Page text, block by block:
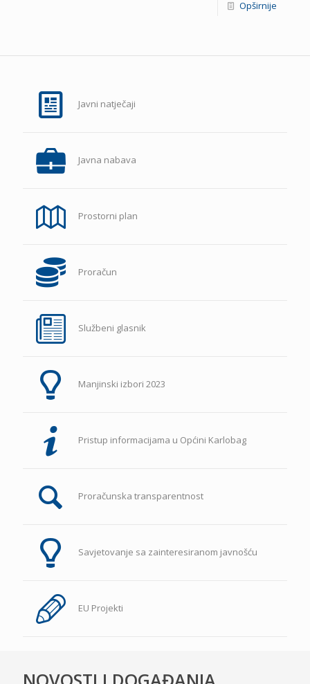
Opširnije
Javni natječaji
Javna nabava
Prostorni plan
Proračun
Službeni glasnik
Manjinski izbori 2023
Pristup informacijama u Općini Karlobag
Proračunska transparentnost
Savjetovanje sa zainteresiranom javnošću
EU Projekti